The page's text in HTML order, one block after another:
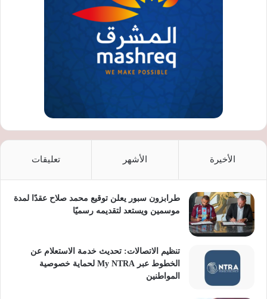
الأخيرة الأشهر تعليقات
طرابزون سبور يعلن توقيع محمد صلاح عقدًا لمدة
موسمين ويستعد لتقديمه رسميًا
تنظيم الاتصالات: تحديث خدمة الاستعلام عن
الخطوط عبر My NTRA لحماية خصوصية
المواطنين